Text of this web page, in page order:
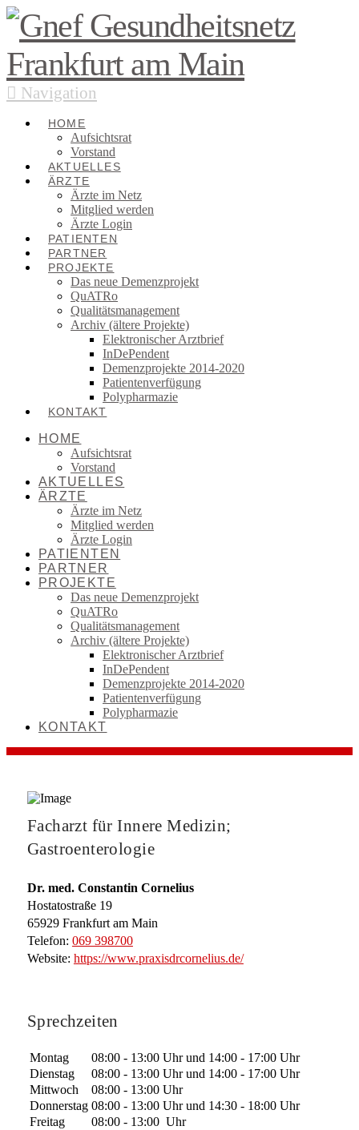
Navigation
HOME
Aufsichtsrat
Vorstand
AKTUELLES
ÄRZTE
Ärzte im Netz
Mitglied werden
Ärzte Login
PATIENTEN
PARTNER
PROJEKTE
Das neue Demenzprojekt
QuATRo
Qualitätsmanagement
Archiv (ältere Projekte)
Elektronischer Arztbrief
InDePendent
Demenzprojekte 2014-2020
Patientenverfügung
Polypharmazie
KONTAKT
HOME
Aufsichtsrat
Vorstand
AKTUELLES
ÄRZTE
Ärzte im Netz
Mitglied werden
Ärzte Login
PATIENTEN
PARTNER
PROJEKTE
Das neue Demenzprojekt
QuATRo
Qualitätsmanagement
Archiv (ältere Projekte)
Elektronischer Arztbrief
InDePendent
Demenzprojekte 2014-2020
Patientenverfügung
Polypharmazie
KONTAKT
Facharzt für Innere Medizin;
Gastroenterologie
Dr. med. Constantin Cornelius
Hostatostraße 19
65929 Frankfurt am Main
Telefon: 069 398700
Website: https://www.praxisdrcornelius.de/
Sprechzeiten
Montag
08:00 - 13:00 Uhr und 14:00 - 17:00 Uhr
Dienstag
08:00 - 13:00 Uhr und 14:00 - 17:00 Uhr
Mittwoch
08:00 - 13:00 Uhr
Donnerstag 08:00 - 13:00 Uhr und 14:30 - 18:00 Uhr
Freitag
08:00 - 13:00 Uhr